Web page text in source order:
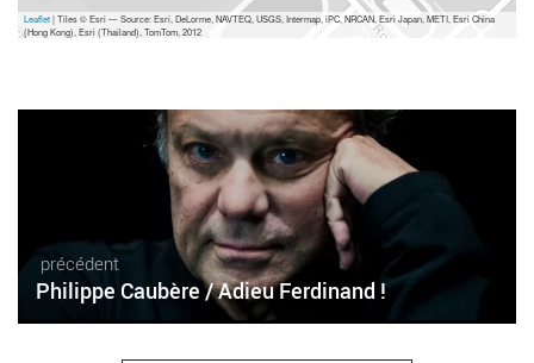
Leaflet| Tiles © Esri — Source: Esri, DeLorme, NAVTEQ, USGS, Intermap, iPC, NRCAN, Esri Japan, METI, Esri China
(Hong Kong), Esri (Thailand), TomTom, 2012
précédent
Philippe Caubère / Adieu Ferdinand !